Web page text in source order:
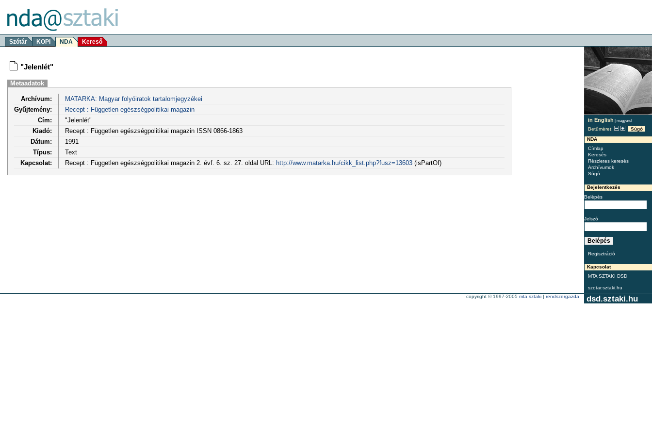
Szótár KOPI NDA Kereső
in English | magyarul
Betűméret:
Súgó
NDA
Címlap
Keresés
Részletes keresés
Archívumok
Súgó
Bejelentkezés
Belépés
Jelszó
Regisztráció
Kapcsolat
MTA SZTAKI DSD
szotar.sztaki.hu
"Jelenlét"
Metaadatok
Archívum:
MATARKA: Magyar folyóiratok tartalomjegyzékei
Gyűjtemény:
Recept : Független egészségpolitikai magazin
Cím:
"Jelenlét"
Kiadó:
Recept : Független egészségpolitikai magazin ISSN 0866-1863
Dátum:
1991
Típus:
Text
Kapcsolat:
Recept : Független egészségpolitikai magazin 2. évf. 6. sz. 27. oldal URL: http://www.matarka.hu/cikk_list.php?fusz=13603(isPartOf)
dsd.sztaki.hu
copyright © 1997-2005 mta sztaki | rendszergazda